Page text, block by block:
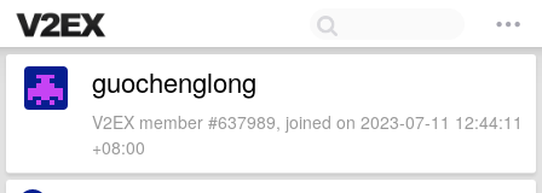
guochenglong
V2EX member #637989, joined on 2023-07-11 12:44:11
+08:00